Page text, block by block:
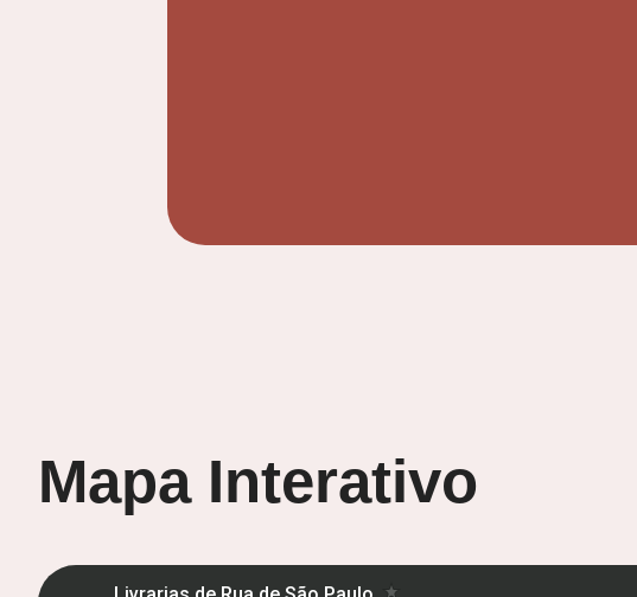
Mapa Interativo